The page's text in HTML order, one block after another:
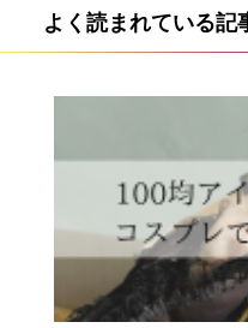
よく読まれている記